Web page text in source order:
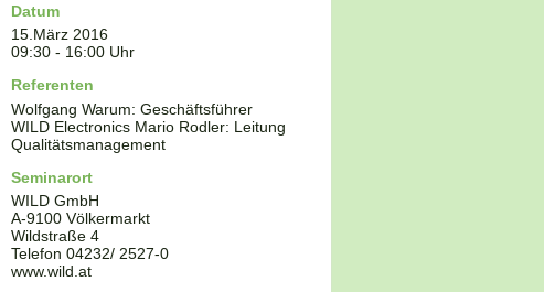
Datum
15.März 2016
09:30 - 16:00 Uhr
Referenten
Wolfgang Warum: Geschäftsführer
WILD Electronics Mario Rodler: Leitung
Qualitätsmanagement
Seminarort
WILD GmbH
A-9100 Völkermarkt
Wildstraße 4
Telefon04232/ 2527-0
www.wild.at